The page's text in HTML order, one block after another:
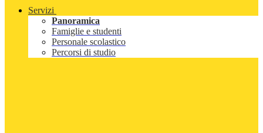
Servizi
Panoramica
Famiglie e studenti
Personale scolastico
Percorsi di studio